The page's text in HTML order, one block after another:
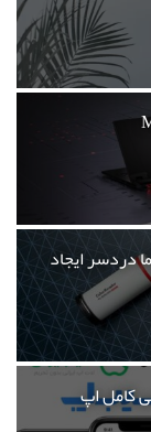
دردسر ایجاد
کامل اپ